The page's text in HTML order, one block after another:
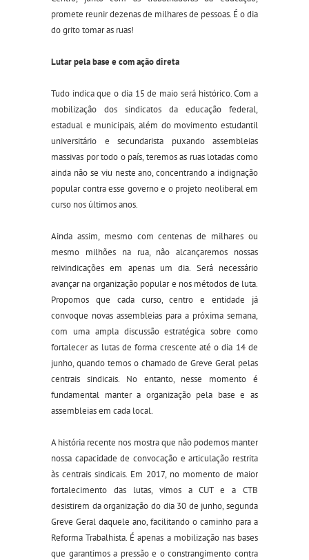
promete reunir dezenas de milhares de pessoas. É o dia
do grito tomar as ruas!
Lutar pela base e com ação direta
Tudo indica que o dia 15 de maio será histórico. Com a
mobilização dos sindicatos da educação federal,
estadual e municipais, além do movimento estudantil
universitário e secundarista puxando assembleias
massivas por todo o país, teremos as ruas lotadas como
ainda não se viu neste ano, concentrando a indignação
popular contra esse governo e o projeto neoliberal em
curso nos últimos anos.
Ainda assim, mesmo com centenas de milhares ou
mesmo milhões na rua, não alcançaremos nossas
reivindicações em apenas um dia. Será necessário
avançar na organização popular e nos métodos de luta.
Propomos que cada curso, centro e entidade já
convoque novas assembleias para a próxima semana,
com uma ampla discussão estratégica sobre como
fortalecer as lutas de forma crescente até o dia 14 de
junho, quando temos o chamado de Greve Geral pelas
centrais sindicais. No entanto, nesse momento é
fundamental manter a organização pela base e as
assembleias em cada local.
A história recente nos mostra que não podemos manter
nossa capacidade de convocação e articulação restrita
às centrais sindicais. Em 2017, no momento de maior
fortalecimento das lutas, vimos a CUT e a CTB
desistirem da organização do dia 30 de junho, segunda
Greve Geral daquele ano, facilitando o caminho para a
Reforma Trabalhista. É apenas a mobilização nas bases
que garantimos a pressão e o constrangimento contra